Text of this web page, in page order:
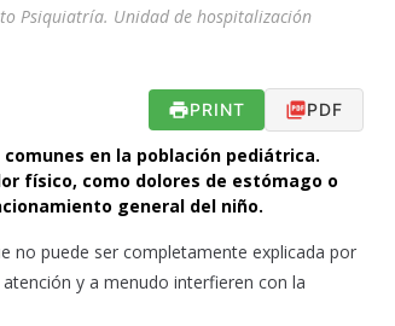
Psiquiatría. Unidad de hospitalización
PRINT PDF
en la población pediátrica.
físico, como dolores de estómago o
general del niño.
no puede ser completamente explicada por
y a menudo interfieren con la